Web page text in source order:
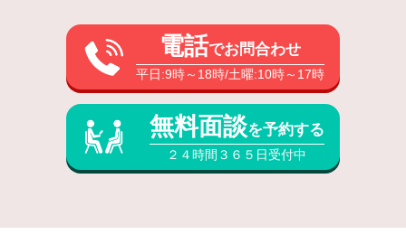
電話でお問合わせ
平日:9時～18時/土曜:10時～17時
無料面談を予約する
２４時間３６５日受付中